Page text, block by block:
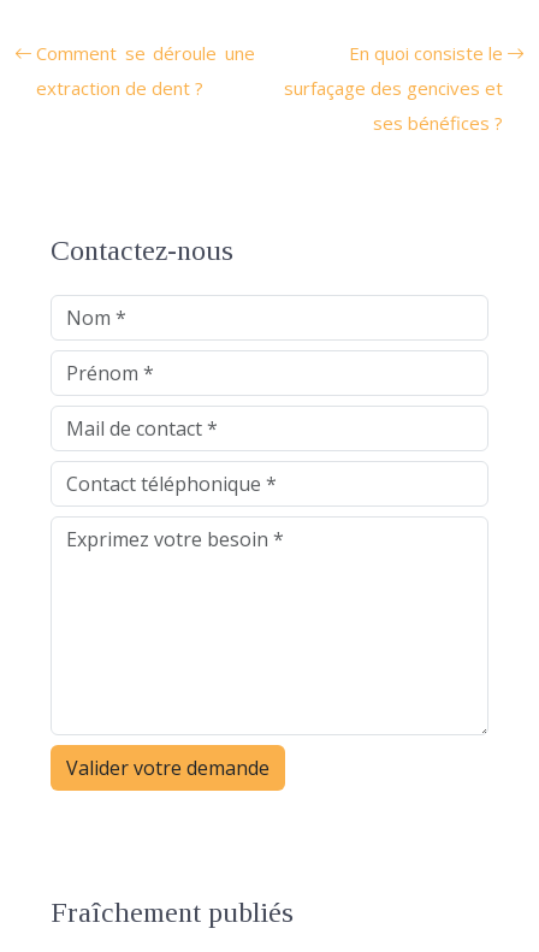
Comment se déroule une
extraction de dent ?
En quoi consiste le
surfaçage des gencives et
ses bénéfices ?
Contactez-nous
Fraîchement publiés